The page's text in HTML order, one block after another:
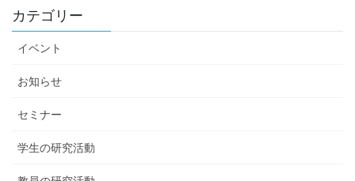
カテゴリー
イベント
お知らせ
セミナー
学生の研究活動